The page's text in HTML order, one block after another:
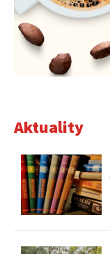
Aktuality